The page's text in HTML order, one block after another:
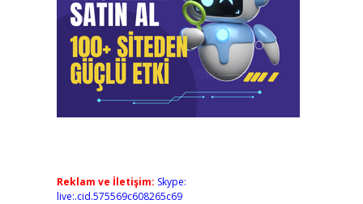
Reklam ve İletişim: Skype:
live:.cid.575569c608265c69